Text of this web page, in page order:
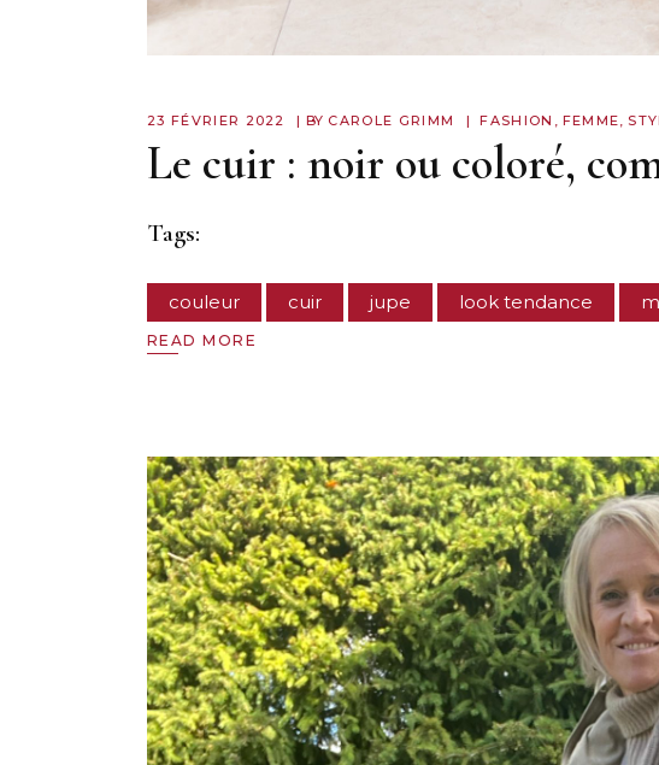
23 FÉVRIER 2022 BY CAROLE GRIMM FASHION , FEMME,
Le cuir : noir ou coloré,
Tags:
couleur cuir jupe look tendance
READ MORE